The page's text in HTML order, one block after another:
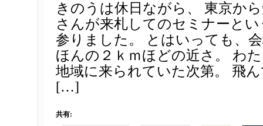
きのうは休日ながら、 東京か
さんが来札してのセミナーと
参りました。 とはいっても、
ほんの２ｋｍほどの近さ。 わ
地域に来られていた次第。 飛
[…]
共有: